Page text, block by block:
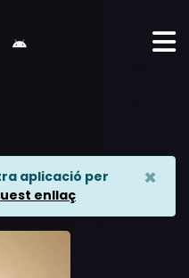
aplicació per
enllaç
×